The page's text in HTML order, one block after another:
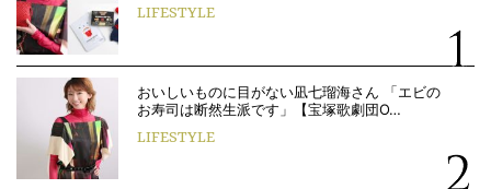
LIFESTYLE
おいしいものに目がない凪七瑠海さん 「エビの
お寿司は断然生派です」【宝塚歌劇団O…
LIFESTYLE